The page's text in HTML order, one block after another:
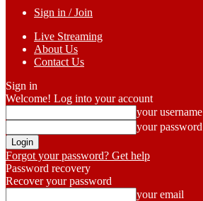
Sign in / Join
Live Streaming
About Us
Contact Us
Sign in
Welcome! Log into your account
your username
your password
Forgot your password? Get help
Password recovery
Recover your password
your email